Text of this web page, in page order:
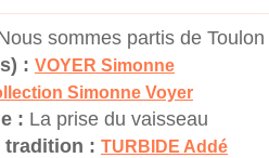
sommes partis de Toulon
: VOYER Simonne
Simonne Voyer
: La prise du vaisseau
tradition : TURBIDE Addé